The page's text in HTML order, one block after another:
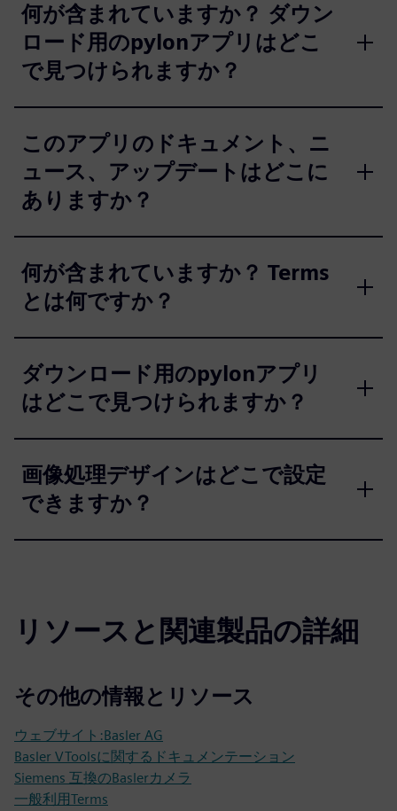
何が含まれていますか？ ダウン
ロード用のpylonアプリはどこ
で見つけられますか？
このアプリのドキュメント、ニ
ュース、アップデートはどこに
ありますか？
何が含まれていますか？ Terms
とは何ですか？
ダウンロード用のpylonアプリ
はどこで見つけられますか？
画像処理デザインはどこで設定
できますか？
リソースと関連製品の詳細
その他の情報とリソース
ウェブサイト:Basler AG
Basler VToolsに関するドキュメンテーション
Siemens 互換のBaslerカメラ
一般利用Terms